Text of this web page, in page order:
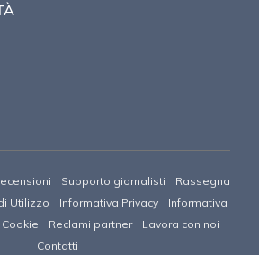
Supporto giornalisti
Rassegna
Utilizzo Informativa Privacy
Informativa
Reclami partner
Lavora con noi
Contatti